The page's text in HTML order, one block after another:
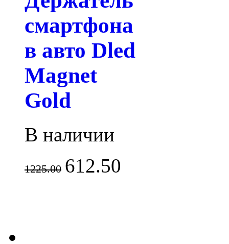
смартфона
в авто Dled
Magnet
Gold
В наличии
1225.00 612.50